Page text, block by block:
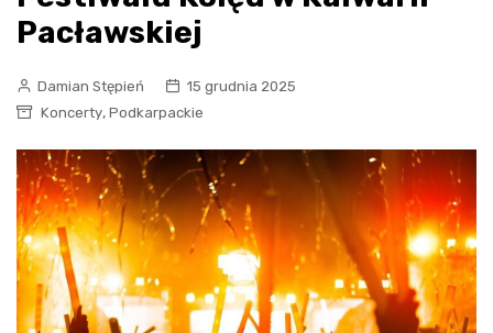
Pacławskiej
Damian Stępień
15 grudnia 2025
Koncerty, Podkarpackie